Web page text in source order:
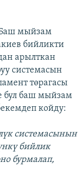
мыйзам
бийликти
арылткан
системасын
төрагасы
бул баш мыйзам
койду:
системасынын
бийлик
бурмалап,